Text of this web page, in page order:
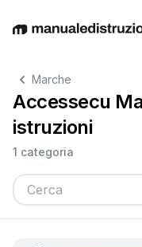
EnglishDeutsch
Marche
Accessecu
istruzioni
1 categoria